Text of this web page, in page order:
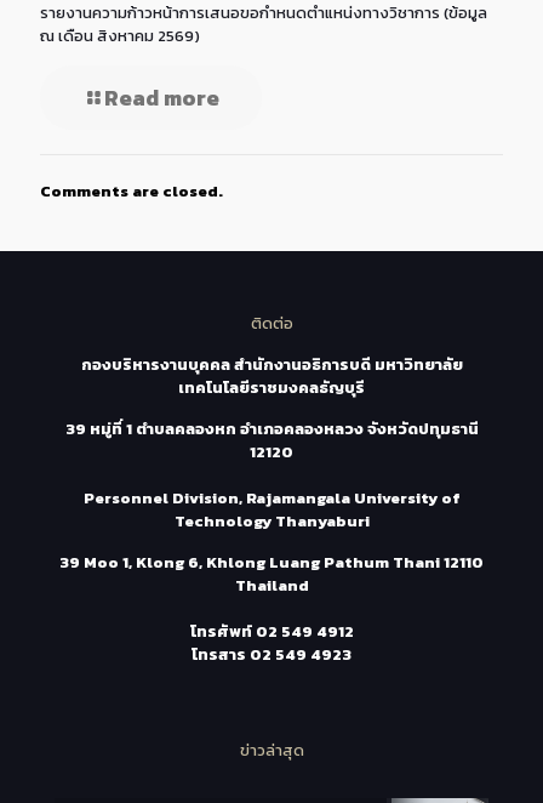
รายงานความก้าวหน้าการเสนอขอกำหนดตำแหน่งทางวิชาการ (ข้อมูล
ณ เดือน สิงหาคม 2569)
Read more
Comments are closed.
ติดต่อ
กองบริหารงานบุคคล สำนักงานอธิการบดี มหาวิทยาลัย
เทคโนโลยีราชมงคลธัญบุรี
39 หมู่ที่ 1 ตำบลคลองหก อำเภอคลองหลวง จังหวัดปทุมธานี
12120
Personnel Division, Rajamangala University of
Technology Thanyaburi
39 Moo 1, Klong 6, Khlong Luang Pathum Thani 12110
Thailand
โทรศัพท์ 02 549 4912
โทรสาร 02 549 4923
ข่าวล่าสุด